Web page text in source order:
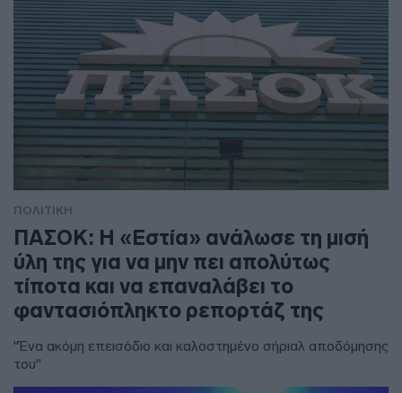
ΠΟΛΙΤΙΚΗ
ΠΑΣΟΚ: Η «Εστία» ανάλωσε τη μισή
ύλη της για να μην πει απολύτως
τίποτα και να επαναλάβει το
φαντασιόπληκτο ρεπορτάζ της
"Ένα ακόμη επεισόδιο και καλοστημένο σήριαλ αποδόμησης
του"